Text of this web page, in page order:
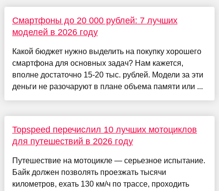
Смартфоны до 20 000 рублей: 7 лучших
моделей в 2026 году
Какой бюджет нужно выделить на покупку хорошего
смартфона для основных задач? Нам кажется,
вполне достаточно 15-20 тыс. рублей. Модели за эти
деньги не разочаруют в плане объема памяти или ...
Topspeed перечислил 10 лучших мотоциклов
для путешествий в 2026 году
Путешествие на мотоцикле — серьезное испытание.
Байк должен позволять проезжать тысячи
километров, ехать 130 км/ч по трассе, проходить